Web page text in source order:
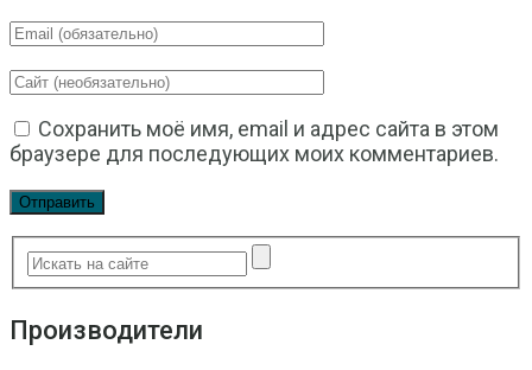
Сохранить моё имя, email и адрес сайта в этом
браузере для последующих моих комментариев.
Производители